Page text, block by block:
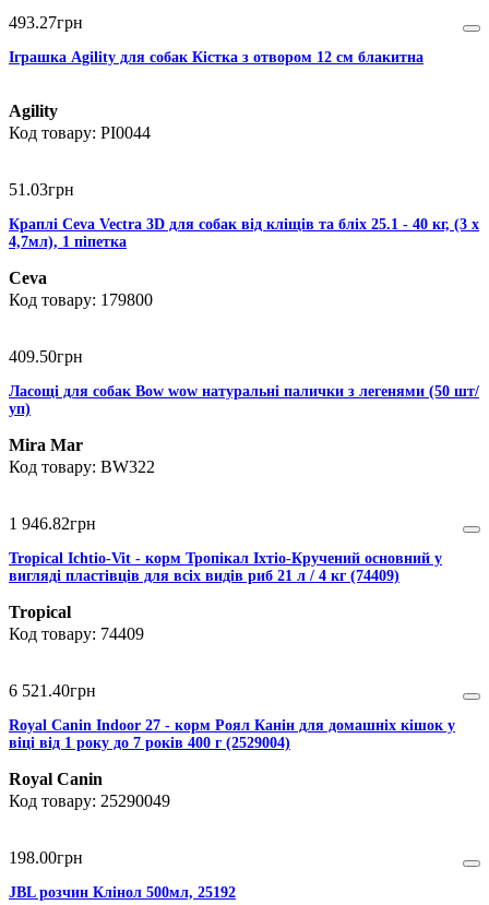
493.27грн
Іграшка Agility для собак Кістка з отвором 12 см блакитна
Agility
PI0044
51 .03грн
Краплі Ceva Vectra 3D для собак від кліщів та бліх 25.1 - 40 кг, (3 х
4,7мл), 1 піпетка
Ceva
179800
409.50грн
Ласощі для собак Bow wow натуральні палички з легенями (50 шт/
уп)
Mira Mar
BW322
1 946.82грн
Tropical Ichtio-Vit - корм Тропікал Іхтіо-Кручений основний у
вигляді пластівців для всіх видів риб 21 л / 4 кг (74409)
Tropical
74409
6 521 .40грн
Royal Canin Indoor 27 - корм Роял Канін для домашніх кішок у
віці від 1 року до 7 років 400 г (2529004)
Royal Canin
25290049
198.00грн
JBL розчин Клінол 500мл, 25192